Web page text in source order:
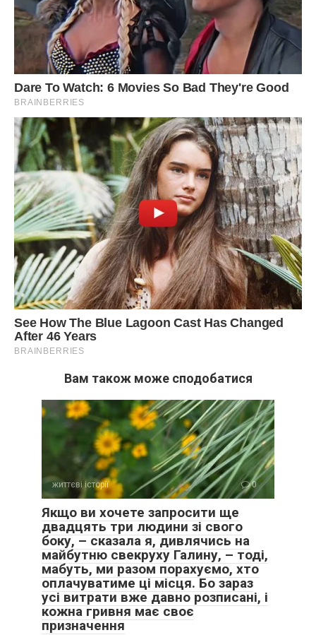
Вам також може сподобатися
життєві історії 0
Якщо ви хочете запросити ще
двадцять три людини зі свого
боку, – сказала я, дивлячись на
майбутню свекруху Галину, – тоді,
мабуть, ми разом порахуємо, хто
оплачуватиме ці місця. Бо зараз
усі витрати вже давно розписані, і
кожна гривня має своє
призначення